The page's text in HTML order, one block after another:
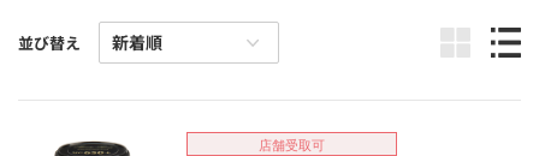
並び替え
店舗受取可